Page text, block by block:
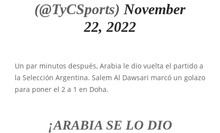
(@TyCSports) November
22, 2022
Un par minutos después, Arabia le dio vuelta el partido a
la Selección Argentina. Salem Al Dawsari marcó un golazo
para poner el 2 a 1 en Doha.
¡ARABIA SE LO DIO